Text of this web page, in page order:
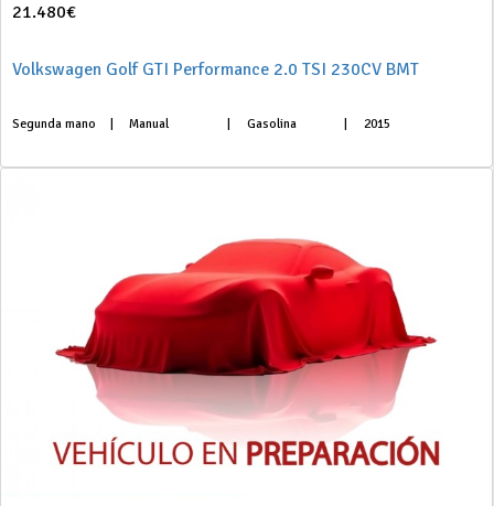
21.480€
Volkswagen Golf GTI Performance 2.0 TSI 230CV BMT
Segunda mano Manual Gasolina 2015